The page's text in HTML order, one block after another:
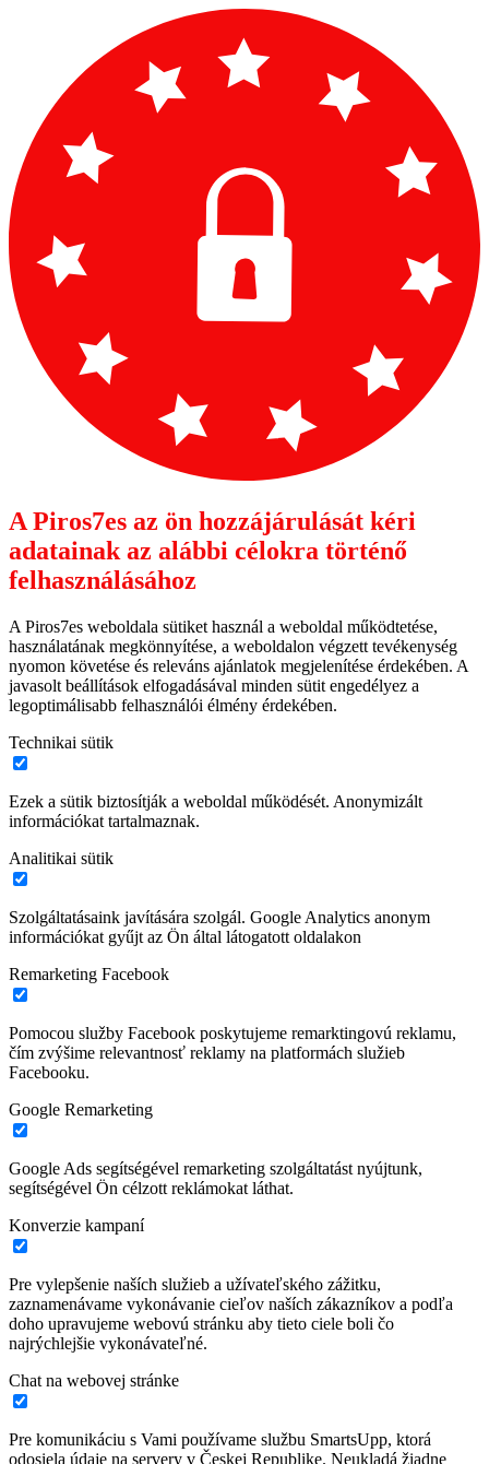
A Piros7es az ön hozzájárulását kéri
adatainak az alábbi célokra történő
felhasználásához
A Piros7es weboldala sütiket használ a weboldal működtetése,
használatának megkönnyítése, a weboldalon végzett tevékenység
nyomon követése és releváns ajánlatok megjelenítése érdekében. A
javasolt beállítások elfogadásával minden sütit engedélyez a
legoptimálisabb felhasználói élmény érdekében.
Technikai sütik
Ezek a sütik biztosítják a weboldal működését. Anonymizált
információkat tartalmaznak.
Analitikai sütik
Szolgáltatásaink javítására szolgál. Google Analytics anonym
információkat gyűjt az Ön által látogatott oldalakon
Remarketing Facebook
Pomocou služby Facebook poskytujeme remarktingovú reklamu,
čím zvýšime relevantnosť reklamy na platformách služieb
Facebooku.
Google Remarketing
Google Ads segítségével remarketing szolgáltatást nyújtunk,
segítségével Ön célzott reklámokat láthat.
Konverzie kampaní
Pre vylepšenie naších služieb a užívateľského zážitku,
zaznamenávame vykonávanie cieľov naších zákazníkov a podľa
doho upravujeme webovú stránku aby tieto ciele boli čo
najrýchlejšie vykonávateľné.
Chat na webovej stránke
Pre komunikáciu s Vami používame službu SmartsUpp, ktorá
odosiela údaje na servery v Českej Republike. Neukladá žiadne